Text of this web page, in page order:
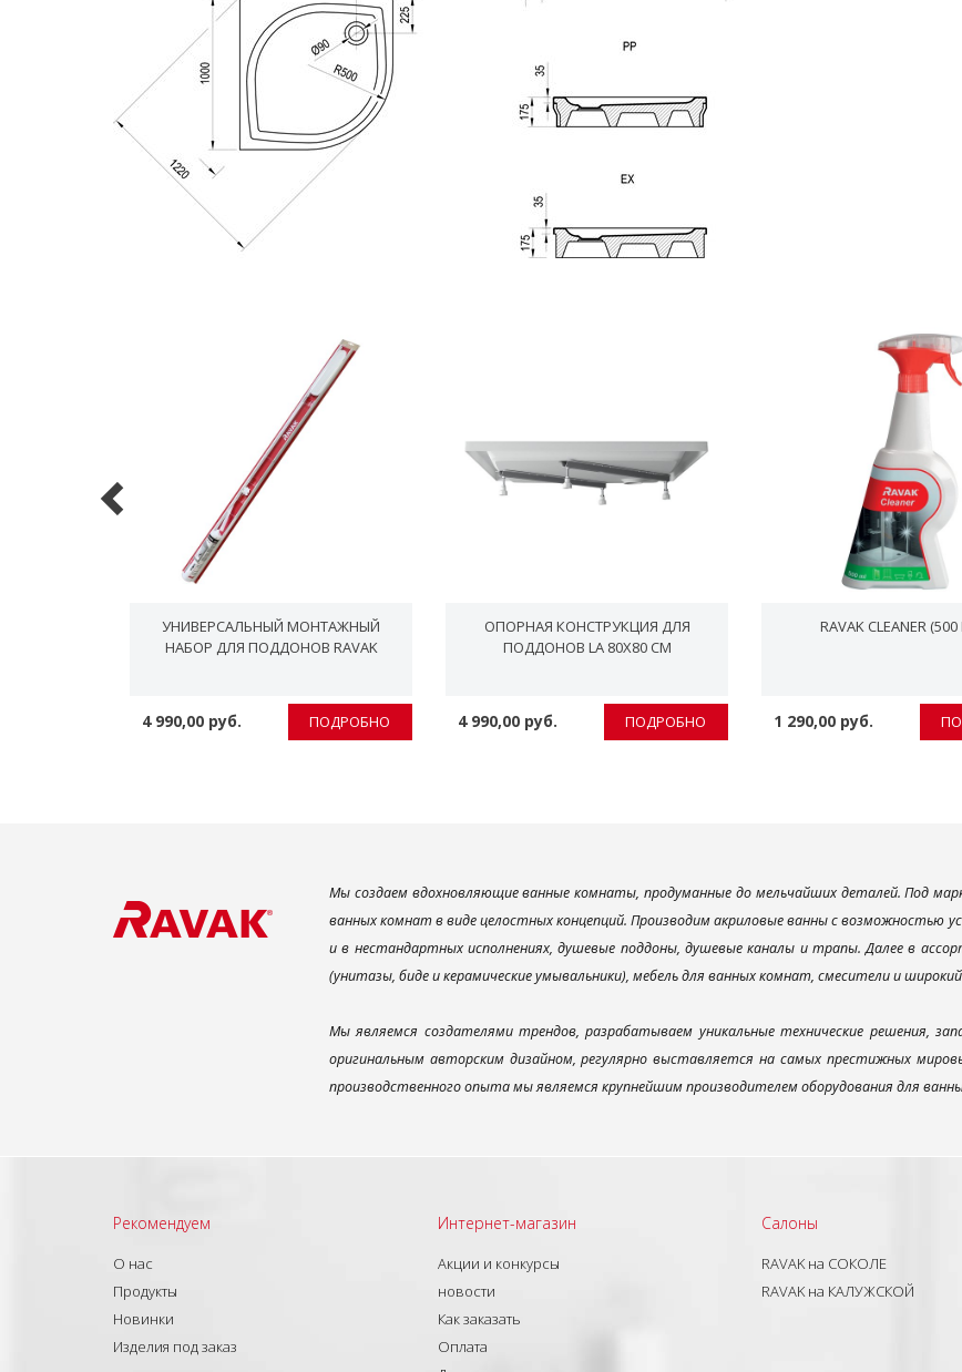
УНИВЕРСАЛЬНЫЙ МОНТАЖНЫЙ
НАБОР ДЛЯ ПОДДОНОВ RAVAK
4 990,00 руб. ПОДРОБНО
ОПОPНАЯ КОНСТPУКЦИЯ ДЛЯ
ПОДДОНОВ LA 80X80 СМ
4 990,00 руб. ПОДРОБНО
RAVAK CLEANER
1 290,00 руб.
Мы создаем вдохновляющие ванные комнаты, продуманные до мельчайших деталей. Под
ванных комнат в виде целостных концепций. Производим акриловые ванны с возможностью
и в нестандартных исполнениях, душевые поддоны, душевые каналы и трапы. Далее в
(унитазы, биде и керамические умывальники), мебель для ванных комнат, смесители и
Мы являемся создателями трендов, разрабатываем уникальные технические решения,
оригинальным авторским дизайном, регулярно выставляется на самых престижных
производственного опыта мы являемся крупнейшим производителем оборудования для
Рекомендуем
О нас
Продукты
Новинки
Изделия под заказ
Интернет-магазин
Акции и конкурсы
новости
Как заказать
Оплата
Салоны
RAVAK на СОКОЛЕ
RAVAK на КАЛУЖСКОЙ